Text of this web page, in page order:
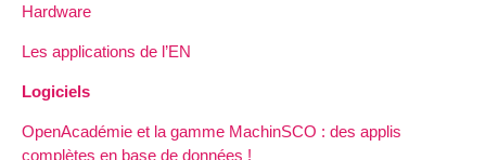
Hardware
Les applications de l’EN
Logiciels
OpenAcadémie et la gamme MachinSCO : des applis
complètes en base de données !